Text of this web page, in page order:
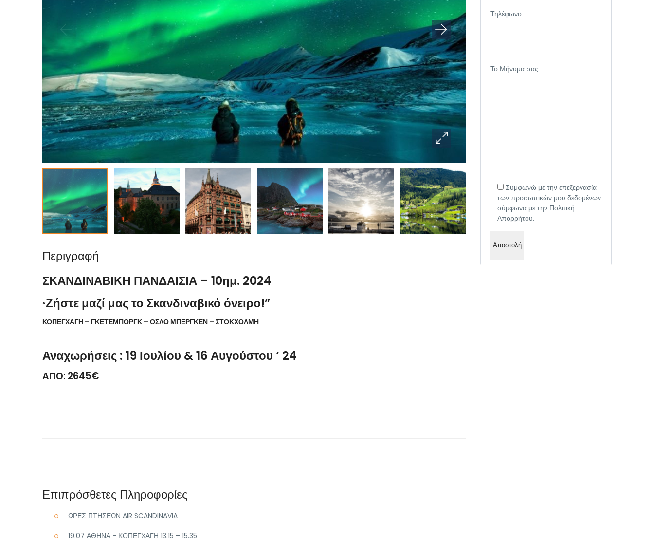
Περιγραφή
ΣΚΑΝΔΙΝΑΒΙΚH ΠΑΝΔΑΙΣΙΑ – 10ημ. 2024
“Ζήστε μαζί μας το Σκανδιναβικό όνειρο!”
ΚΟΠΕΓΧΑΓΗ – ΓΚΕΤΕΜΠΟΡΓΚ – ΟΣΛΟ ΜΠΕΡΓΚΕΝ – ΣΤΟΚΧΟΛΜΗ
Αναχωρήσεις : 19 Ιουλίου & 16 Αυγούστου ‘ 24
ΑΠΟ: 2645€
Επιπρόσθετες Πληροφορίες
ΩΡΕΣ ΠΤΗΣΕΩΝ AIR SCANDINAVIA
19.07 ΑΘΗΝΑ - ΚΟΠΕΓΧΑΓΗ 13.15 – 15.35
Τηλέφωνο
Το Μήνυμα σας
Συμφωνώ με την επεξεργασία
των προσωπικών μου δεδομένων
σύμφωνα με την Πολιτική
Απορρήτου.